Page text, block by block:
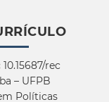
10.15687/rec
– UFPB
Políticas